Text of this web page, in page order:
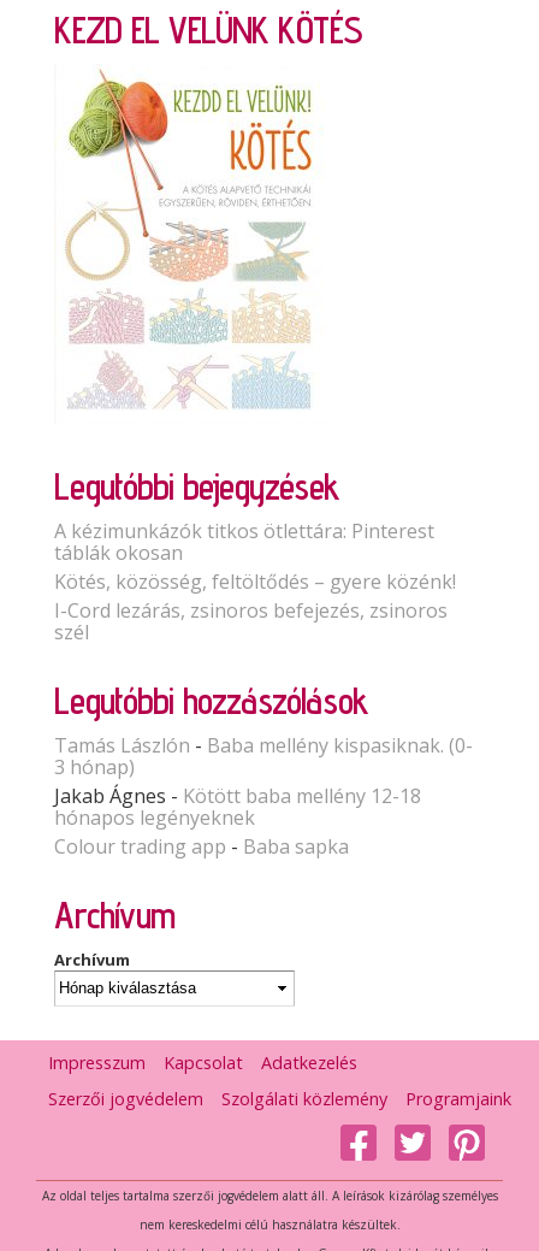
KEZD EL VELÜNK KÖTÉS
Legutóbbi bejegyzések
A kézimunkázók titkos ötlettára: Pinterest
táblák okosan
Kötés, közösség, feltöltődés – gyere közénk!
I-Cord lezárás, zsinoros befejezés, zsinoros
szél
Legutóbbi hozzászólások
Tamás Lászlón - Baba mellény kispasiknak. (0-
3 hónap)
Jakab Ágnes - Kötött baba mellény 12-18
hónapos legényeknek
Colour trading app - Baba sapka
Archívum
Archívum
Impresszum Kapcsolat
Adatkezelés
Szerzői jogvédelem
Szolgálati közlemény Programjaink
Az oldal teljes tartalma szerzői jogvédelem alatt áll. A leírások kizárólag személyes
nem kereskedelmi célú használatra készültek.